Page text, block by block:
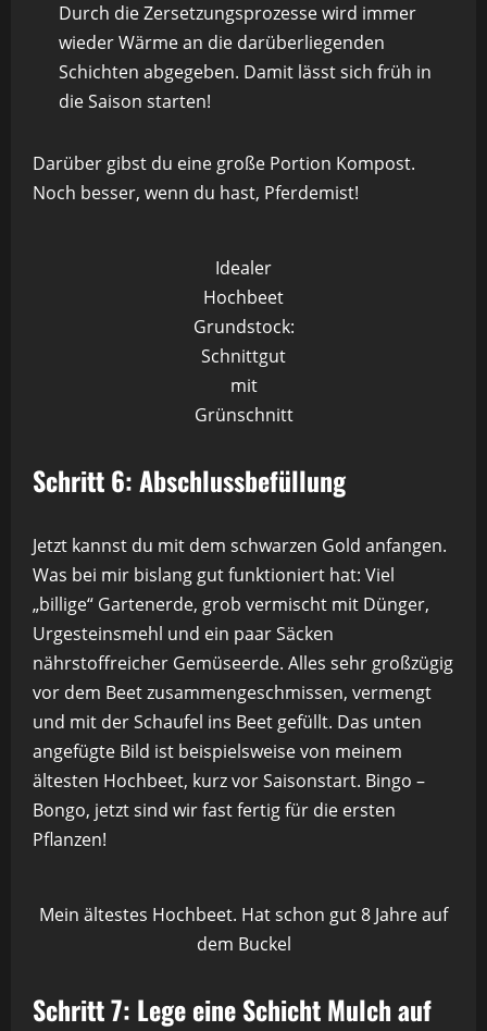
Durch die Zersetzungsprozesse wird immer
wieder Wärme an die darüberliegenden
Schichten abgegeben. Damit lässt sich früh in
die Saison starten!
Darüber gibst du eine große Portion Kompost.
Noch besser, wenn du hast, Pferdemist!
Idealer
Hochbeet
Grundstock:
Schnittgut
mit
Grünschnitt
Schritt 6: Abschlussbefüllung
Jetzt kannst du mit dem schwarzen Gold anfangen.
Was bei mir bislang gut funktioniert hat: Viel
„billige“ Gartenerde, grob vermischt mit Dünger,
Urgesteinsmehl und ein paar Säcken
nährstoffreicher Gemüseerde. Alles sehr großzügig
vor dem Beet zusammengeschmissen, vermengt
und mit der Schaufel ins Beet gefüllt. Das unten
angefügte Bild ist beispielsweise von meinem
ältesten Hochbeet, kurz vor Saisonstart. Bingo –
Bongo, jetzt sind wir fast fertig für die ersten
Pflanzen!
Mein ältestes Hochbeet. Hat schon gut 8 Jahre auf
dem Buckel
Schritt 7: Lege eine Schicht Mulch auf